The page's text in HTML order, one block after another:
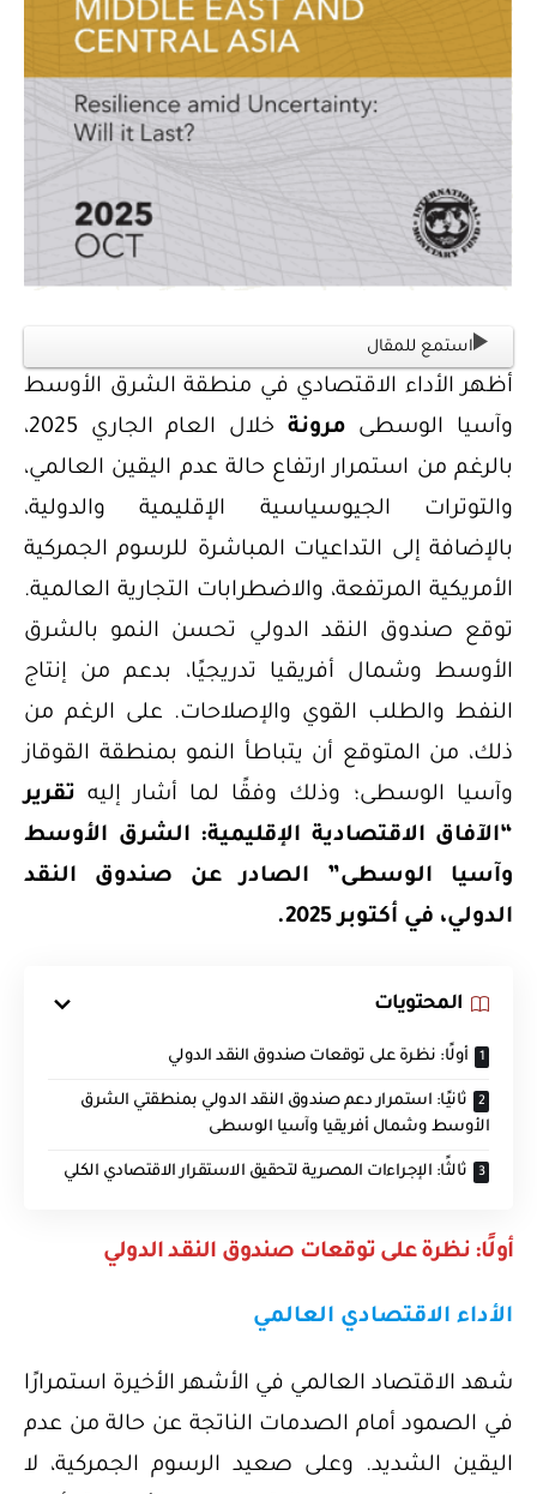
استمع للمقال
أظهر الأداء الاقتصادي في منطقة الشرق الأوسط
وآسيا الوسطى مرونة
خلال العام الجاري 2025،
بالرغم من استمرار ارتفاع حالة عدم اليقين العالمي،
والتوترات الجيوسياسية الإقليمية والدولية،
بالإضافة إلى التداعيات المباشرة للرسوم الجمركية
الأمريكية المرتفعة، والاضطرابات التجارية العالمية.
توقع صندوق النقد الدولي تحسن النمو بالشرق
الأوسط وشمال أفريقيا تدريجيًا، بدعم من إنتاج
النفط والطلب القوي والإصلاحات. على الرغم من
ذلك، من المتوقع أن يتباطأ النمو بمنطقة القوقاز
وآسيا الوسطى؛ وذلك وفقًا لما أشار إليه تقرير
“الآفاق الاقتصادية الإقليمية: الشرق الأوسط
وآسيا الوسطى” الصادر عن صندوق النقد
الدولي، في أكتوبر 2025.
المحتويات
أولًا: نظرة على توقعات صندوق النقد الدولي
ثانيًا: استمرار دعم صندوق النقد الدولي بمنطقتي الشرق
الأوسط وشمال أفريقيا وآسيا الوسطى
ثالثًا: الإجراءات المصرية لتحقيق الاستقرار الاقتصادي الكلي
أولًا: نظرة على توقعات صندوق النقد الدولي
الأداء الاقتصادي العالمي
شهد الاقتصاد العالمي في الأشهر الأخيرة استمرارًا
في الصمود أمام الصدمات الناتجة عن حالة من عدم
اليقين الشديد. وعلى صعيد الرسوم الجمركية، لا